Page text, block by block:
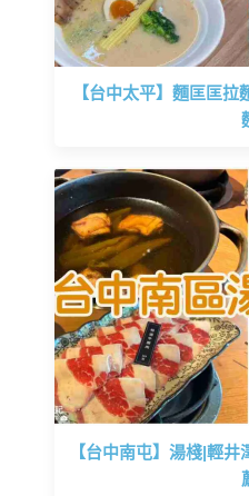
【台中太平】麵匡匡
【台中南屯】湯棧|輕